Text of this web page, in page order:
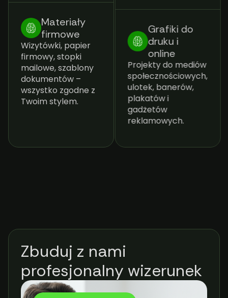
Materiały
firmowe
Wizytówki, papier
firmowy, stopki
mailowe, szablony
dokumentów –
wszystko zgodne z
Twoim stylem.
Grafiki do
druku i
online
Projekty do mediów
społecznościowych,
ulotek, banerów,
plakatów i
gadżetów
reklamowych.
Zbuduj z nami
profesjonalny wizerunek